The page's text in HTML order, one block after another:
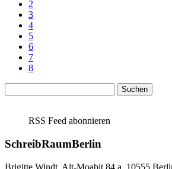
2
3
4
5
6
7
8
nach:
RSS Feed abonnieren
SchreibRaumBerlin
Brigitte Windt, Alt-Moabit 84 a, 10555